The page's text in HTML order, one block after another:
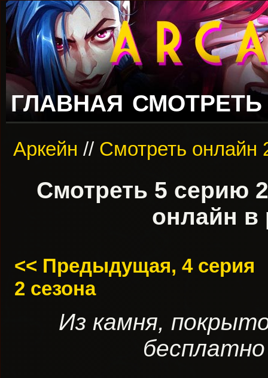
ГЛАВНАЯ
Аркейн // Смотреть онлайн
Смотреть 5 серию
онлайн в
<< Предыдущая, 4 серия
2 сезона
Из камня,